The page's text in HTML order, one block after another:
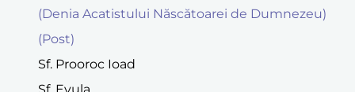
(Denia Acatistului Născătoarei de Dumnezeu)
(Post)
Sf. Prooroc Ioad